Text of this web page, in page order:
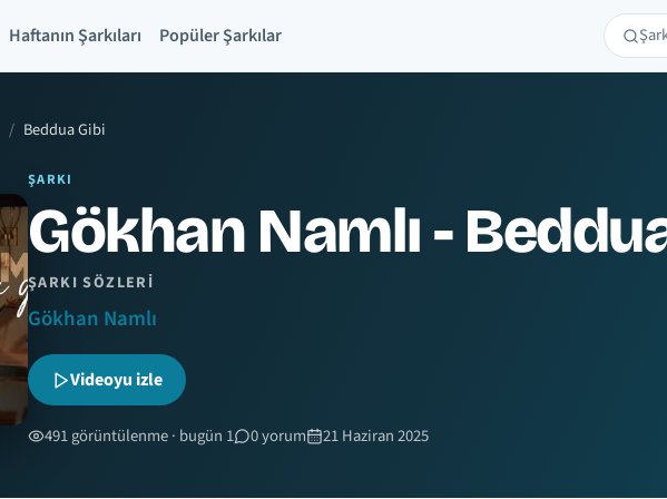
Haftanın Şarkıları Popüler Şarkılar Ara
Beddua Gibi
ŞARKI
Gökhan Namlı -
ŞARKI SÖZLERI
Gökhan Namlı
Videoyu izle
491 görüntülenme · bugün 1 0 yorum 21 Haziran 2025